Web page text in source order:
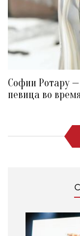
Софии Ротару —
певица во